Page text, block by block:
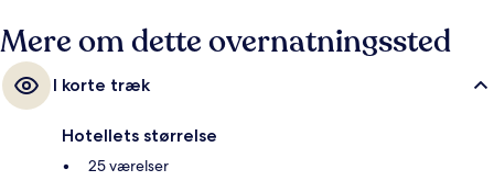
Mere om dette overnatningssted
I korte træk
Hotellets størrelse
25 værelser